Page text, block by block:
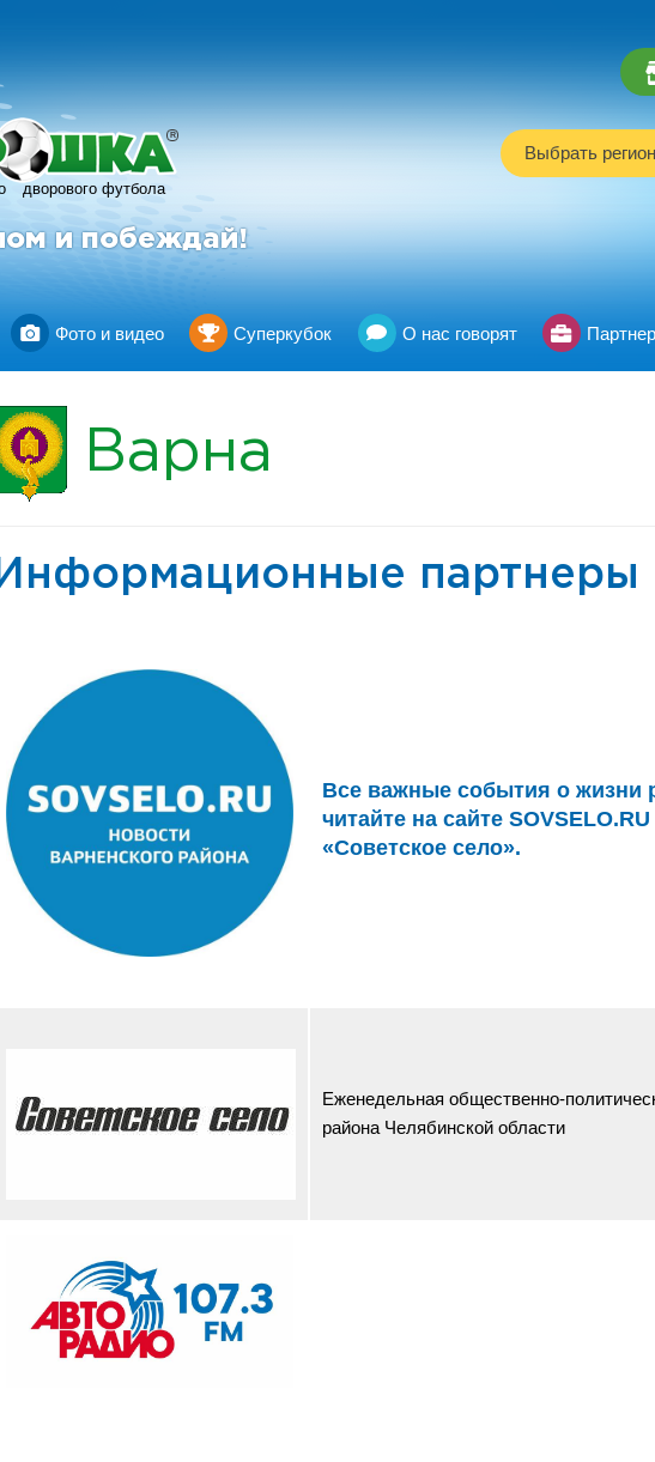
дворового футбола
R
и побеждай!
Выбрать регион
Фото и видео Суперкубок О нас говорят
Варна
Информационные партнеры
Все важные события о жизни
читайте на сайте
«Советское село».
Еженедельная общественно-
района Челябинской области